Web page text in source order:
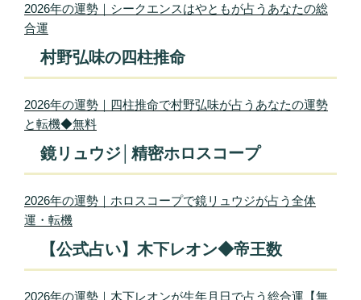
2026年の運勢｜シークエンスはやともが占うあなたの総
合運
村野弘味の四柱推命
2026年の運勢｜四柱推命で村野弘味が占うあなたの運勢
と転機◆無料
鏡リュウジ│精密ホロスコープ
2026年の運勢｜ホロスコープで鏡リュウジが占う全体
運・転機
【公式占い】木下レオン◆帝王数
2026年の運勢｜木下レオンが生年月日で占う総合運【無